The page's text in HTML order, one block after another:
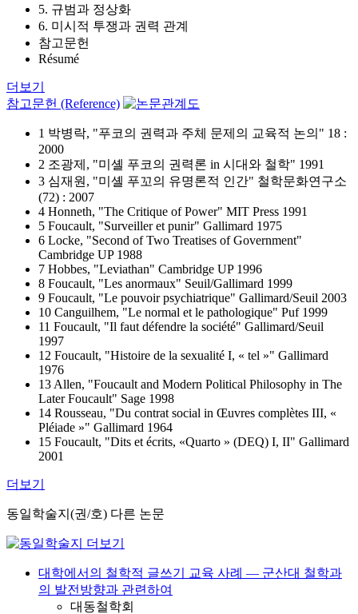
5. 규범과 정상화
6. 미시적 투쟁과 권력 관계
참고문헌
Résumé
더보기
참고문헌 (Reference)
1 박병락, "푸코의 권력과 주체 문제의 교육적 논의" 18 :
2000
2 조광제, "미셸 푸코의 권력론 in 시대와 철학" 1991
3 심재원, "미셸 푸꼬의 유명론적 인간" 철학문화연구소
(72) : 2007
4 Honneth, "The Critique of Power" MIT Press 1991
5 Foucault, "Surveiller et punir" Gallimard 1975
6 Locke, "Second of Two Treatises of Government"
Cambridge UP 1988
7 Hobbes, "Leviathan" Cambridge UP 1996
8 Foucault, "Les anormaux" Seuil/Gallimard 1999
9 Foucault, "Le pouvoir psychiatrique" Gallimard/Seuil 2003
10 Canguilhem, "Le normal et le pathologique" Puf 1999
11 Foucault, "Il faut défendre la société" Gallimard/Seuil
1997
12 Foucault, "Histoire de la sexualité I, « tel »" Gallimard
1976
13 Allen, "Foucault and Modern Political Philosophy in The
Later Foucault" Sage 1998
14 Rousseau, "Du contrat social in Œuvres complètes III, «
Pléiade »" Gallimard 1964
15 Foucault, "Dits et écrits, «Quarto » (DEQ) I, II" Gallimard
2001
더보기
동일학술지(권/호) 다른 논문
대학에서의 철학적 글쓰기 교육 사례 ― 군산대 철학과
의 발전방향과 관련하여
대동철학회